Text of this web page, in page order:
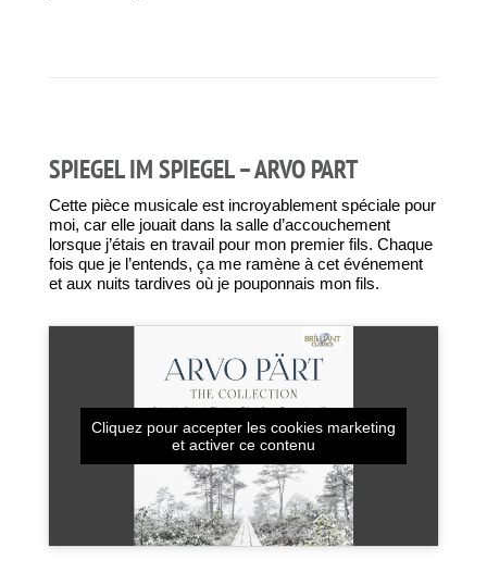
SPIEGEL IM SPIEGEL – ARVO PART
Cette pièce musicale est incroyablement spéciale pour
moi, car elle jouait dans la salle d’accouchement
lorsque j’étais en travail pour mon premier fils. Chaque
fois que je l’entends, ça me ramène à cet événement
et aux nuits tardives où je pouponnais mon fils.
Cliquez pour accepter les cookies marketing
et activer ce contenu